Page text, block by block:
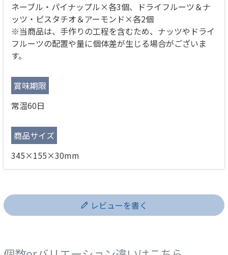
ネーブル・パイナップル×各3個、ドライフルーツ＆ナ
ッツ・ピスタチオ＆アーモンド×各2個
※当商品は、手作りの工程を含むため、ナッツやドライ
フルーツの配置や量に個体差が生じる場合がございま
す。
賞味期限
常温60日
商品サイズ
345×155×30mm
レビューを書く